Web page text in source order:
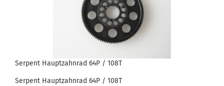
Serpent Hauptzahnrad 64P / 108T
Serpent Hauptzahnrad 64P / 108T